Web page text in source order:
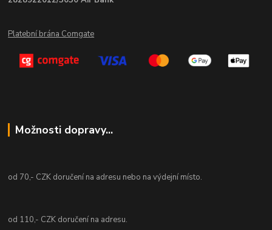
Platební brána Comgate
Možnosti dopravy...
od 70,- CZK doručení na adresu nebo na výdejní místo.
od 110,- CZK doručení na adresu.